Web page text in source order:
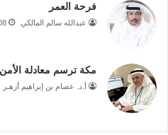
فرحة العمر
عبدالله سالم المالكي
مكة ترسم معادلة
أ.د. عصام بن إبراهيم أزهـر